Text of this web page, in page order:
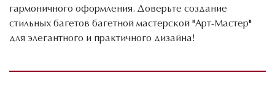
гармоничного оформления. Доверьте создание
стильных багетов багетной мастерской "Арт-Мастер"
для элегантного и практичного дизайна!